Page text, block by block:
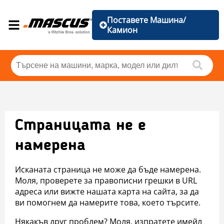
Поставете Машина/
Камион
Страницата не е
намерена
Исканата страница не може да бъде намерена.
Моля, проверете за правописни грешки в URL
адреса или вижте нашата карта на сайта, за да
ви помогнем да намерите това, което търсите.
Някакъв друг проблем? Моля, изпратете имейл